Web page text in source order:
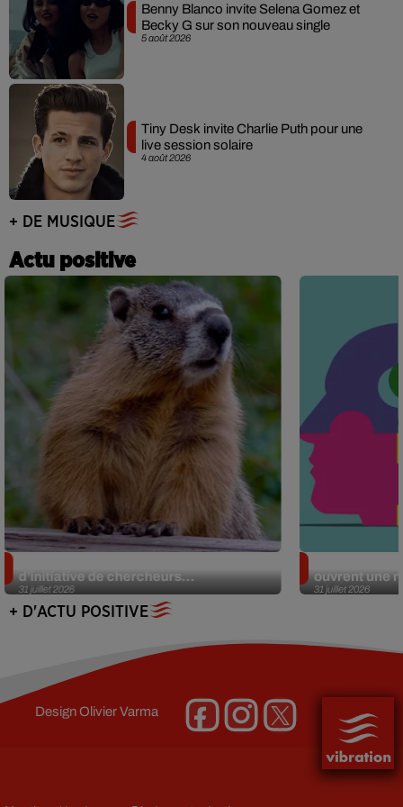
5 août 2026
Benny Blanco invite Selena Gomez et
Becky G sur son nouveau single
4 août 2026
Tiny Desk invite Charlie Puth pour une
live session solaire
+ DE MUSIQUE
Actu positive
31 juillet 2026
d’initiative de chercheurs...
31 juillet 2026
ouvrent une
+ D'ACTU POSITIVE
DesignOlivier Varma